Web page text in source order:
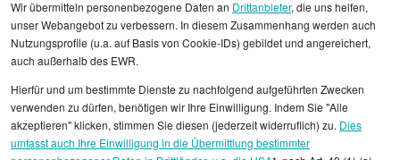
Alle angezeigten Gehaltsdaten beruhen auf
Durchschnittswerte und die Angaben können nicht
einzelnen Stellenangeboten zugeordnet werden.
Wir übermitteln personenbezogene Daten an Drittanbieter, die uns helfen,
unser Webangebot zu verbessern. In diesem Zusammenhang werden auch
Nutzungsprofile (u.a. auf Basis von Cookie-IDs) gebildet und angereichert,
auch außerhalb des EWR.
Hierfür und um bestimmte Dienste zu nachfolgend aufgeführten Zwecken
verwenden zu dürfen, benötigen wir Ihre Einwilligung. Indem Sie "Alle
akzeptieren" klicken, stimmen Sie diesen (jederzeit widerruflich) zu. Dies
umfasst auch Ihre Einwilligung in die Übermittlung bestimmter